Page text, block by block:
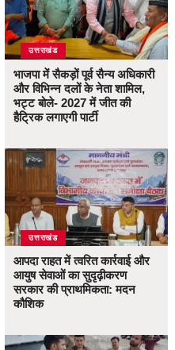
उत्तराखंड
भाजपा में सैकड़ों पूर्व सैन्य अधिकारी
और विभिन्न दलों के नेता शामिल,
भट्ट बोले- 2027 में जीत की
हैट्रिक लगाएगी पार्टी
उत्तराखंड
आपदा राहत में त्वरित कार्रवाई और
आयुष सेवाओं का सुदृढ़ीकरण
सरकार की प्राथमिकता: मदन
कौशिक